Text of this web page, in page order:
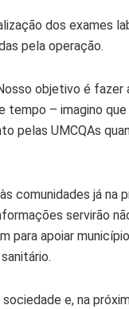
dos exames
pela operação.
objetivo é fazer
– imagino
pelas UMCQAs
comunidades já na
servirão
para apoiar
e, na